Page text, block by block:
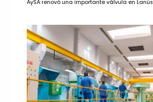
AySA renovó una importante válvula en Lanús